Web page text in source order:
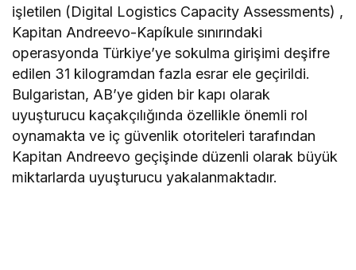
işletilen (Digital Logistics Capacity Assessments) ,
Kapitan Andreevo-Kapíkule sınırındaki
operasyonda Türkiye’ye sokulma girişimi deşifre
edilen 31 kilogramdan fazla esrar ele geçirildi.
Bulgaristan, AB’ye giden bir kapı olarak
uyuşturucu kaçakçılığında özellikle önemli rol
oynamakta ve iç güvenlik otoriteleri tarafından
Kapitan Andreevo geçişinde düzenli olarak büyük
miktarlarda uyuşturucu yakalanmaktadır.